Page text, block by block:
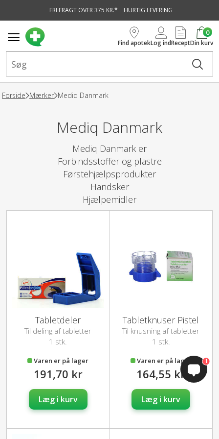
FRI FRAGT OVER 375 KR.* HURTIG LEVERING
Find apotekLog indRecept
0
Din kurv
Forside Mærker Mediq Danmark
Mediq Danmark
Mediq Danmark er
Forbindsstoffer og plastre
Førstehjælpsprodukter
Handsker
Hjælpemidler
Tabletdeler
Til deling af tabletter
1 stk.
Varen er på lager
191,70 kr
Læg i kurv
Tabletknuser Pistel
Til knusning af tabletter
1 stk.
Varen er på lager
164,55 kr
Læg i kurv
1